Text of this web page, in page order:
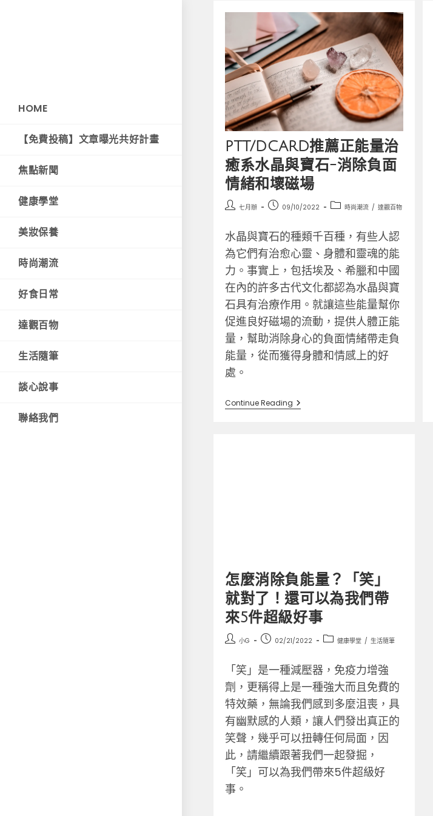
HOME
【免費投稿】文章曝光共好計畫
焦點新聞
健康學堂
美妝保養
時尚潮流
好食日常
達觀百物
生活隨筆
談心說事
聯絡我們
PTT/DCARD推薦正能量治
癒系水晶與寶石-消除負面
情緒和壞磁場
七月辦 09/10/2022 時尚潮流 / 達觀百物
水晶與寶石的種類千百種，有些人認
為它們有治愈心靈、身體和靈魂的能
力。事實上，包括埃及、希臘和中國
在內的許多古代文化都認為水晶與寶
石具有治療作用。就讓這些能量幫你
促進良好磁場的流動，提供人體正能
量，幫助消除身心的負面情緒帶走負
能量，從而獲得身體和情感上的好
處。
Continue Reading
怎麼消除負能量？「笑」
就對了！還可以為我們帶
來5件超級好事
小G 02/21/2022 健康學堂 / 生活隨筆
「笑」是一種減壓器，免疫力增強
劑，更稱得上是一種強大而且免費的
特效藥，無論我們感到多麼沮喪，具
有幽默感的人類，讓人們發出真正的
笑聲，幾乎可以扭轉任何局面，因
此，請繼續跟著我們一起發掘，
「笑」可以為我們帶來5件超級好
事。